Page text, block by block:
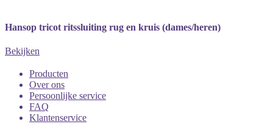
Hansop tricot ritssluiting rug en kruis (dames/heren)
Bekijken
Producten
Over ons
Persoonlijke service
FAQ
Klantenservice